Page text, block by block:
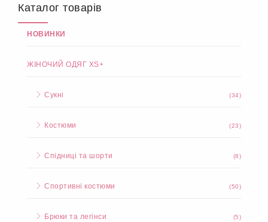
Каталог товарів
НОВИНКИ
ЖІНОЧИЙ ОДЯГ XS+
Сукні (34)
Костюми (23)
Спідниці та шорти (8)
Спортивні костюми (50)
Брюки та легінси (5)